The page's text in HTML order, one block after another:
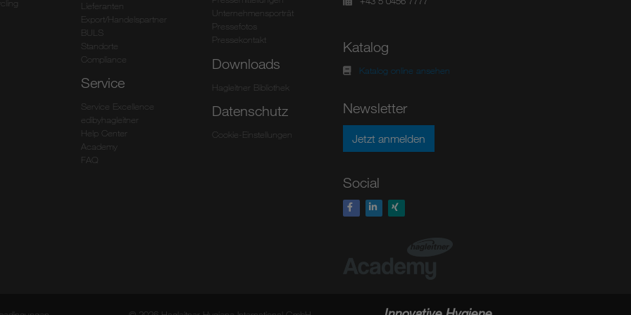
Lieferanten
Export/Handelspartner
BULS
Standorte
Compliance
Service
Service Excellence
edibyhagleitner
Help Center
Academy
FAQ
Unternehmensporträt
Pressefotos
Pressekontakt
Downloads
Hagleitner Bibliothek
Datenschutz
Cookie-Einstellungen
Katalog
Katalog online ansehen
Newsletter
Jetzt anmelden
Social